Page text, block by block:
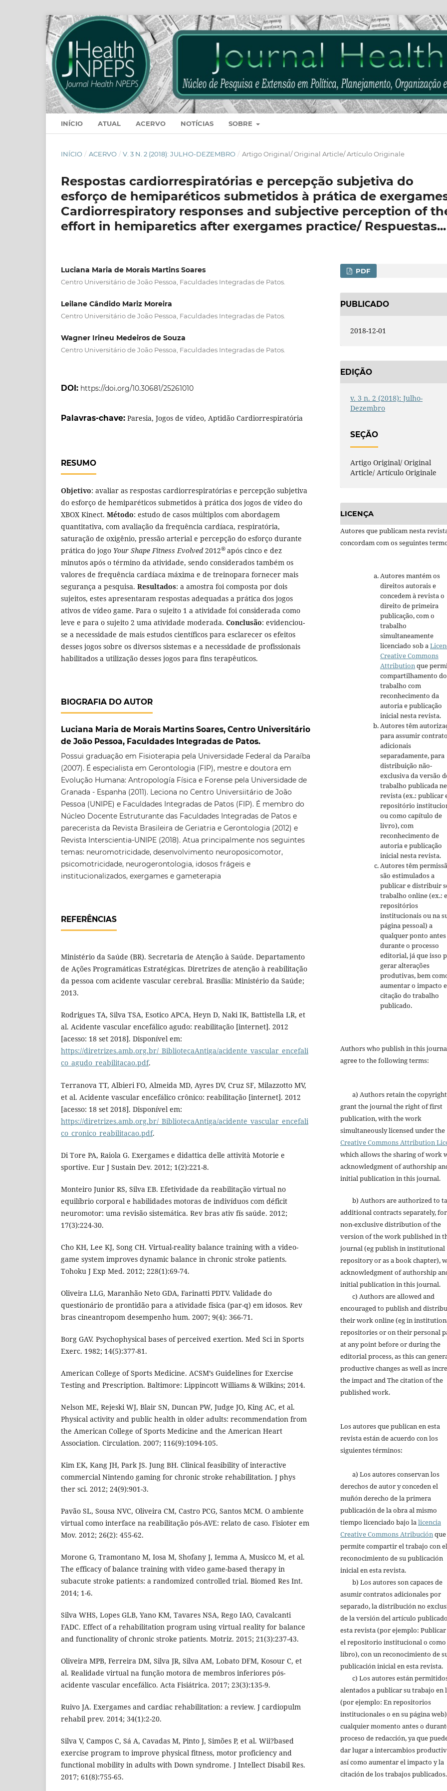
INÍCIO ATUAL ACERVO NOTÍCIAS SOBRE
INÍCIO / ACERVO / V. 3 N. 2 (2018): JULHO-DEZEMBRO / Artigo Original/ Original Article/ Artículo Originale
Respostas cardiorrespiratórias e percepção subjetiva do
esforço de hemiparéticos submetidos à prática de
Cardiorrespiratory responses and subjective perception of
effort in hemiparetics after exergames practice/ Respuestas...
Luciana Maria de Morais Martins Soares
Centro Universitário de João Pessoa, Faculdades Integradas de Patos.
Leilane Cândido Mariz Moreira
Centro Universitário de João Pessoa, Faculdades Integradas de Patos.
Wagner Irineu Medeiros de Souza
Centro Universitário de João Pessoa, Faculdades Integradas de Patos.
DOI: https://doi.org/10.30681/25261010
Palavras-chave: Paresia, Jogos de vídeo, Aptidão Cardiorrespiratória
RESUMO
Objetivo: avaliar as respostas cardiorrespiratórias e percepção subjetiva
do esforço de hemiparéticos submetidos à prática dos jogos de vídeo do
XBOX Kinect. Método: estudo de casos múltiplos com abordagem
quantitativa, com avaliação da frequência cardíaca, respiratória,
saturação de oxigênio, pressão arterial e percepção do esforço durante
prática do jogo Your Shape Fitness Evolved 2012® após cinco e dez
minutos após o término da atividade, sendo considerados também os
valores de frequência cardíaca máxima e de treinopara fornecer mais
segurança a pesquisa. Resultados: a amostra foi composta por dois
sujeitos, estes apresentaram respostas adequadas a prática dos jogos
ativos de vídeo game. Para o sujeito 1 a atividade foi considerada como
leve e para o sujeito 2 uma atividade moderada. Conclusão: evidenciou-
se a necessidade de mais estudos científicos para esclarecer os efeitos
desses jogos sobre os diversos sistemas e a necessidade de profissionais
habilitados a utilização desses jogos para fins terapêuticos.
BIOGRAFIA DO AUTOR
Luciana Maria de Morais Martins Soares, Centro Universitário
de João Pessoa, Faculdades Integradas de Patos.
Possui graduação em Fisioterapia pela Universidade Federal da Paraíba
(2007). É especialista em Gerontologia (FIP), mestre e doutora em
Evolução Humana: Antropología Física e Forense pela Universidade de
Granada - Espanha (2011). Leciona no Centro Universiitário de João
Pessoa (UNIPE) e Faculdades Integradas de Patos (FIP). É membro do
Núcleo Docente Estruturante das Faculdades Integradas de Patos e
parecerista da Revista Brasileira de Geriatria e Gerontologia (2012) e
Revista Interscientia-UNIPE (2018). Atua principalmente nos seguintes
temas: neuromotricidade, desenvolvimento neuroposicomotor,
psicomotricidade, neurogerontologia, idosos frágeis e
institucionalizados, exergames e gameterapia
REFERÊNCIAS
Ministério da Saúde (BR). Secretaria de Atenção à Saúde. Departamento
de Ações Programáticas Estratégicas. Diretrizes de atenção à reabilitação
da pessoa com acidente vascular cerebral. Brasília: Ministério da Saúde;
2013.
Rodrigues TA, Silva TSA, Esotico APCA, Heyn D, Naki IK, Battistella LR, et
al. Acidente vascular encefálico agudo: reabilitação [internet]. 2012
[acesso: 18 set 2018]. Disponível em:
https://diretrizes.amb.org.br/_BibliotecaAntiga/acidente_vascular_encefali
co_agudo_reabilitacao.pdf.
Terranova TT, Albieri FO, Almeida MD, Ayres DV, Cruz SF, Milazzotto MV,
et al. Acidente vascular encefálico crônico: reabilitação [internet]. 2012
[acesso: 18 set 2018]. Disponível em:
https://diretrizes.amb.org.br/_BibliotecaAntiga/acidente_vascular_encefali
co_cronico_reabilitacao.pdf.
Di Tore PA, Raiola G. Exergames e didattica delle attività Motorie e
sportive. Eur J Sustain Dev. 2012; 1(2):221-8.
Monteiro Junior RS, Silva EB. Efetividade da reabilitação virtual no
equilíbrio corporal e habilidades motoras de indivíduos com déficit
neuromotor: uma revisão sistemática. Rev bras ativ fís saúde. 2012;
17(3):224-30.
Cho KH, Lee KJ, Song CH. Virtual-reality balance training with a video-
game system improves dynamic balance in chronic stroke patients.
Tohoku J Exp Med. 2012; 228(1):69-74.
Oliveira LLG, Maranhão Neto GDA, Farinatti PDTV. Validade do
questionário de prontidão para a atividade física (par-q) em idosos. Rev
bras cineantropom desempenho hum. 2007; 9(4): 366-71.
Borg GAV. Psychophysical bases of perceived exertion. Med Sci in Sports
Exerc. 1982; 14(5):377-81.
American College of Sports Medicine. ACSM’s Guidelines for Exercise
Testing and Prescription. Baltimore: Lippincott Williams & Wilkins; 2014.
Nelson ME, Rejeski WJ, Blair SN, Duncan PW, Judge JO, King AC, et al.
Physical activity and public health in older adults: recommendation from
the American College of Sports Medicine and the American Heart
Association. Circulation. 2007; 116(9):1094-105.
Kim EK, Kang JH, Park JS. Jung BH. Clinical feasibility of interactive
commercial Nintendo gaming for chronic stroke rehabilitation. J phys
ther sci. 2012; 24(9):901-3.
Pavão SL, Sousa NVC, Oliveira CM, Castro PCG, Santos MCM. O ambiente
virtual como interface na reabilitação pós-AVE: relato de caso. Fisioter em
Mov. 2012; 26(2): 455-62.
Morone G, Tramontano M, Iosa M, Shofany J, Iemma A, Musicco M, et al.
The efficacy of balance training with video game-based therapy in
subacute stroke patients: a randomized controlled trial. Biomed Res Int.
2014; 1-6.
Silva WHS, Lopes GLB, Yano KM, Tavares NSA, Rego IAO, Cavalcanti
FADC. Effect of a rehabilitation program using virtual reality for balance
and functionality of chronic stroke patients. Motriz. 2015; 21(3):237-43.
Oliveira MPB, Ferreira DM, Silva JR, Silva AM, Lobato DFM, Kosour C, et
al. Realidade virtual na função motora de membros inferiores pós-
acidente vascular encefálico. Acta Fisiátrica. 2017; 23(3):135-9.
Ruivo JA. Exergames and cardiac rehabilitation: a review. J cardiopulm
rehabil prev. 2014; 34(1):2-20.
Silva V, Campos C, Sá A, Cavadas M, Pinto J, Simões P, et al. Wii?based
exercise program to improve physical fitness, motor proficiency and
functional mobility in adults with Down syndrome. J Intellect Disabil Res.
2017; 61(8):755-65.
PDF
PUBLICADO
2018-12-01
EDIÇÃO
v. 3 n. 2 (2018): Julho-
Dezembro
SEÇÃO
Artigo Original/ Original
Article/ Artículo Originale
LICENÇA
Autores que publicam nesta
concordam com os seguintes
Autores mantém os
direitos autorais e
concedem à revista o
direito de primeira
publicação, com o
trabalho
simultaneamente
licenciado sob a
Creative Commons
Attributionque
compartilhamento do
trabalho com
reconhecimento da
autoria e publicação
inicial nesta revista.
Autores têm
para assumir
adicionais
separadamente, para
distribuição não-
exclusiva da versão
trabalho publicada
revista (ex.: publicar
repositório
ou como capítulo de
livro), com
reconhecimento de
autoria e publicação
inicial nesta revista.
Autores têm
são estimulados a
publicar e distribuir
trabalho online (ex.:
repositórios
institucionais ou na
página pessoal) a
qualquer ponto
durante o processo
editorial, já que isso
gerar alterações
produtivas, bem
aumentar o impacto
citação do trabalho
publicado.
Authors who publish in this
agree to the following terms:
a) Authors retain the
grant the journal the right of first
publication, with the work
simultaneously licensed under the
Creative Commons Attribution
which allows the sharing of work
acknowledgment of authorship
initial publication in this journal.
b) Authors are authorized to
additional contracts separately, for
non-exclusive distribution of the
version of the work published in
journal (eg publish in institutional
repository or as a book chapter),
acknowledgment of authorship
initial publication in this journal.
c) Authors are allowed and
encouraged to publish and
their work online (eg in
repositories or on their personal
at any point before or during the
editorial process, as this can
productive changes as well as
the impact and The citation of the
published work.
Los autores que publican en esta
revista están de acuerdo con los
siguientes términos:
a) Los autores conservan los
derechos de autor y conceden el
muñón derecho de la primera
publicación de la obra al mismo
tiempo licenciado bajo lalicencia
Creative Commons Atribuciónque
permite compartir el trabajo con el
reconocimiento de su publicación
inicial en esta revista.
b) Los autores son capaces de
asumir contratos adicionales por
separado, la distribución no
de la versión del artículo
esta revista (por ejemplo: Publicar
el repositorio institucional o
libro), con un reconocimiento de
publicación inicial en esta revista.
c) Los autores están
alentados a publicar su trabajo en
(por ejemplo: En repositorios
institucionales o en su página
cualquier momento antes o
proceso de redacción, ya que
dar lugar a intercambios
así como aumentar el impacto y la
citación de los trabajos publicados.